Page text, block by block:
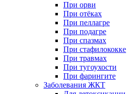
При орви
При отёках
При пеллагре
При подагре
При спазмах
При стафилококке
При травмах
При тугоухости
При фарингите
Заболевания ЖКТ